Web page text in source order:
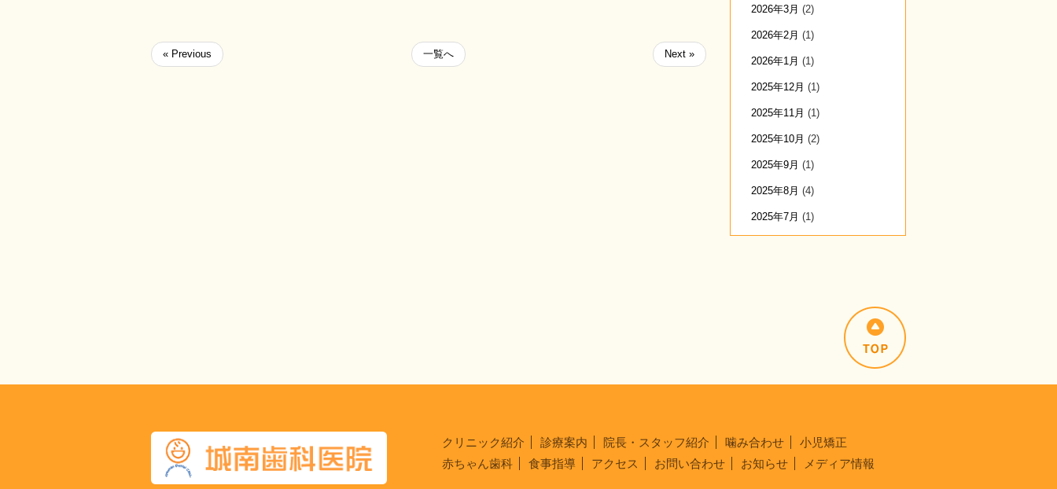
« Previous 一覧へ Next »
2026年3月 (2)
2026年2月 (1)
2026年1月 (1)
2025年12月 (1)
2025年11月 (1)
2025年10月 (2)
2025年9月 (1)
2025年8月 (4)
2025年7月 (1)
クリニック紹介 診療案内 院長・スタッフ紹介 噛み合わせ
小児矯正
赤ちゃん歯科
食事指導 アクセス お問い合わせ お知らせ メディア情報